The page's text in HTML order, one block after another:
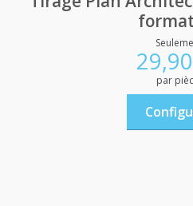
29,90
par